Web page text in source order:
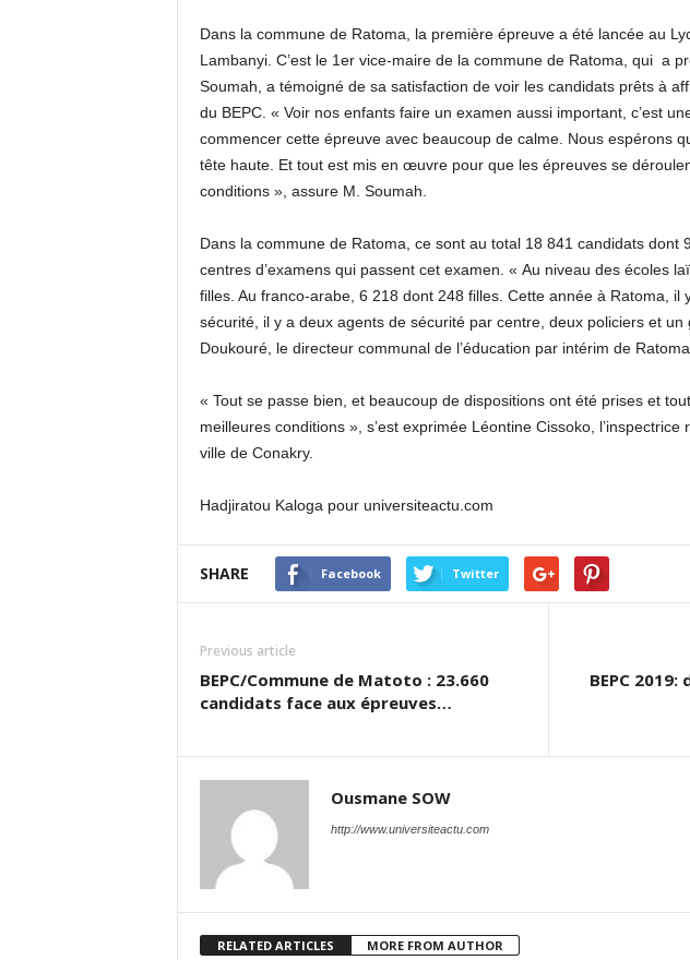
Dans la commune de Ratoma, la première épreuve a été lancée au
Lambanyi. C’est le 1er vice-maire de la commune de Ratoma, qui a
Soumah, a témoigné de sa satisfaction de voir les candidats prêts à
du BEPC. « Voir nos enfants faire un examen aussi important, c’est
commencer cette épreuve avec beaucoup de calme. Nous espérons
tête haute. Et tout est mis en œuvre pour que les épreuves se
conditions », assure M. Soumah.
Dans la commune de Ratoma, ce sont au total 18 841 candidats dont
centres d’examens qui passent cet examen. « Au niveau des écoles
filles. Au franco-arabe, 6 218 dont 248 filles. Cette année à Ratoma, il
sécurité, il y a deux agents de sécurité par centre, deux policiers et un
Doukouré, le directeur communal de l’éducation par intérim de Ratoma.
« Tout se passe bien, et beaucoup de dispositions ont été prises et
meilleures conditions », s’est exprimée Léontine Cissoko, l’inspectrice
ville de Conakry.
Hadjiratou Kaloga pour universiteactu.com
SHARE Facebook Twitter
Previous article
BEPC/Commune de Matoto : 23.660
candidats face aux épreuves…
BEPC
Ousmane SOW
http://www.universiteactu.com
RELATED ARTICLES MORE FROM AUTHOR